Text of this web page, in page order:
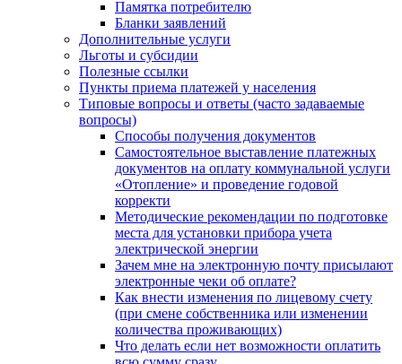
Памятка потребителю
Бланки заявлений
Дополнительные услуги
Льготы и субсидии
Полезные ссылки
Пункты приема платежей у населения
Типовые вопросы и ответы (часто задаваемые
вопросы)
Способы получения документов
Самостоятельное выставление платежных
документов на оплату коммунальной услуги
«Отопление» и проведение годовой
корректи
Методические рекомендации по подготовке
места для установки прибора учета
электрической энергии
Зачем мне на электронную почту присылают
электронные чеки об оплате?
Как внести изменения по лицевому счету
(при смене собственника или изменении
количества проживающих)
Что делать если нет возможности оплатить